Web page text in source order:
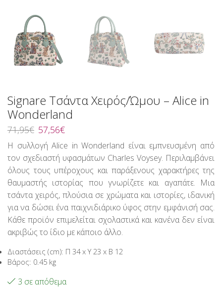
Signare Τσάντα Χειρός/Ώμου – Alice in
Wonderland
71,95€ Original
price
was:
71,95€.
57,56€Η
τρέχουσα
τιμή
είναι:
57,56€.
Η συλλογή Alice in Wonderland είναι εμπνευσμένη από
τον σχεδιαστή υφασμάτων Charles Voysey. Περιλαμβάνει
όλους τους υπέροχους και παράξενους χαρακτήρες της
θαυμαστής ιστορίας που γνωρίζετε και αγαπάτε. Μια
τσάντα χειρός, πλούσια σε χρώματα και ιστορίες, ιδανική
για να δώσει ένα παιχνιδιάρικο ύφος στην εμφάνισή σας.
Κάθε προϊόν επιμελείται σχολαστικά και κανένα δεν είναι
ακριβώς το ίδιο με κάποιο άλλο.
Διαστάσεις (cm): Π 34 x Υ 23 x Β 12
Βάρος: 0.45 kg
3 σε απόθεμα